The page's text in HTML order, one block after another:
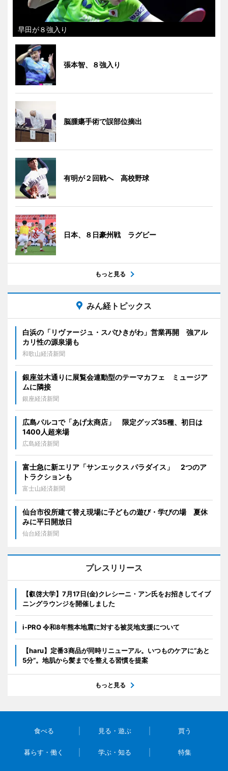
早田が８強入り
張本智、８強入り
脳腫瘍手術で誤部位摘出
有明が２回戦へ 高校野球
日本、８日豪州戦 ラグビー
もっと見る
みん経トピックス
白浜の「リヴァージュ・スパひきがわ」営業再開 強アル
カリ性の源泉湯も
和歌山経済新聞
銀座並木通りに展覧会連動型のテーマカフェ ミュージア
ムに隣接
銀座経済新聞
広島パルコで「あげ太商店」 限定グッズ35種、初日は
1400人超来場
広島経済新聞
富士急に新エリア「サンエックス パラダイス」 2つのア
トラクションも
富士山経済新聞
仙台市役所建て替え現場に子どもの遊び・学びの場 夏休
みに平日開放日
仙台経済新聞
プレスリリース
【叡啓大学】7月17日(金)クレシーニ・アン氏をお招きしてイブ
ニングラウンジを開催しました
i-PRO 令和8年熊本地震に対する被災地支援について
【haru】定番3商品が同時リニューアル。いつものケアに“あと
5分”。地肌から髪までを整える習慣を提案
もっと見る
食べる 見る・遊ぶ 買う
暮らす・働く 学ぶ・知る 特集